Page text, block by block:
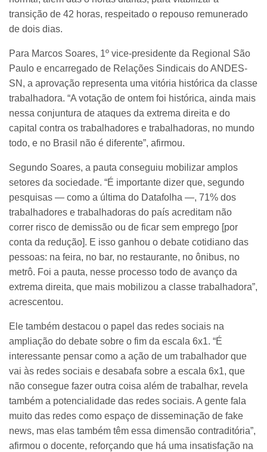
transição de 42 horas, respeitado o repouso remunerado
de dois dias.
Para Marcos Soares, 1º vice-presidente da Regional São
Paulo e encarregado de Relações Sindicais do ANDES-
SN, a aprovação representa uma vitória histórica da classe
trabalhadora. “A votação de ontem foi histórica, ainda mais
nessa conjuntura de ataques da extrema direita e do
capital contra os trabalhadores e trabalhadoras, no mundo
todo, e no Brasil não é diferente”, afirmou.
Segundo Soares, a pauta conseguiu mobilizar amplos
setores da sociedade. “É importante dizer que, segundo
pesquisas — como a última do Datafolha —, 71% dos
trabalhadores e trabalhadoras do país acreditam não
correr risco de demissão ou de ficar sem emprego [por
conta da redução]. E isso ganhou o debate cotidiano das
pessoas: na feira, no bar, no restaurante, no ônibus, no
metrô. Foi a pauta, nesse processo todo de avanço da
extrema direita, que mais mobilizou a classe trabalhadora”,
acrescentou.
Ele também destacou o papel das redes sociais na
ampliação do debate sobre o fim da escala 6x1. “É
interessante pensar como a ação de um trabalhador que
vai às redes sociais e desabafa sobre a escala 6x1, que
não consegue fazer outra coisa além de trabalhar, revela
também a potencialidade das redes sociais. A gente fala
muito das redes como espaço de disseminação de fake
news, mas elas também têm essa dimensão contraditória”,
afirmou o docente, reforçando que há uma insatisfação na